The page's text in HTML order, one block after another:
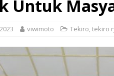
Untuk
viwimoto Tekiro,tekiro